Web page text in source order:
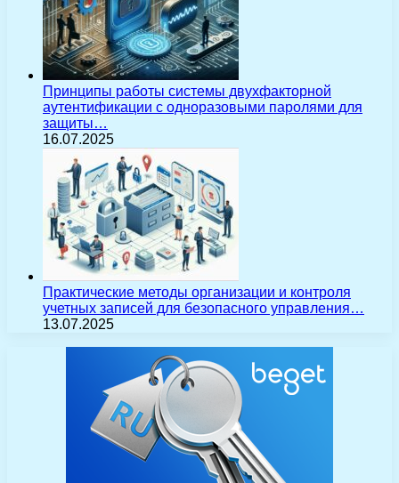
Принципы работы системы двухфакторной
аутентификации с одноразовыми паролями для
защиты…
16.07.2025
Практические методы организации и контроля
учетных записей для безопасного управления…
13.07.2025